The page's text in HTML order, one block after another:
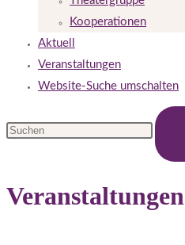
Kooperationen
Aktuell
Veranstaltungen
Website-Suche umschalten
Veranstaltungen